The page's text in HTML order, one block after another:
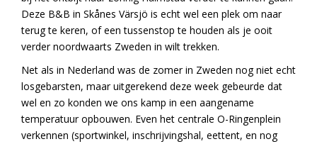
Deze B&B in Skånes Värsjö is echt wel een plek om naar
terug te keren, of een tussenstop te houden als je ooit
verder noordwaarts Zweden in wilt trekken.
Net als in Nederland was de zomer in Zweden nog niet echt
losgebarsten, maar uitgerekend deze week gebeurde dat
wel en zo konden we ons kamp in een aangename
temperatuur opbouwen. Even het centrale O-Ringenplein
verkennen (sportwinkel, inschrijvingshal, eettent, en nog